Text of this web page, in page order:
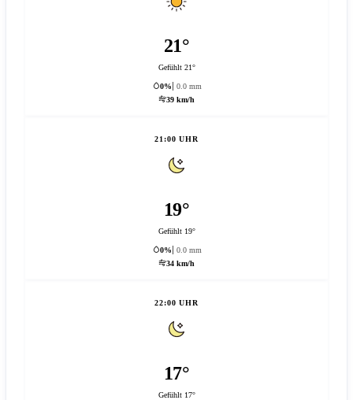
21°
Gefühlt 21°
0%
0.0 mm
39 km/h
21:00 UHR
19°
Gefühlt 19°
0%
0.0 mm
34 km/h
22:00 UHR
17°
Gefühlt 17°